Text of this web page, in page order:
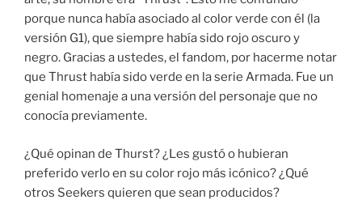
porque nunca había asociado al color verde con él (la
versión G1), que siempre había sido rojo oscuro y
negro. Gracias a ustedes, el fandom, por hacerme notar
que Thrust había sido verde en la serie Armada. Fue un
genial homenaje a una versión del personaje que no
conocía previamente.
¿Qué opinan de Thurst? ¿Les gustó o hubieran
preferido verlo en su color rojo más icónico? ¿Qué
otros Seekers quieren que sean producidos?